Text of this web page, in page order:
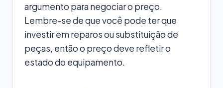
argumento para negociar o preço.
Lembre-se de que você pode ter que
investir em reparos ou substituição de
peças, então o preço deve refletir o
estado do equipamento.